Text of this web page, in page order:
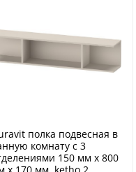
полка подвесная в
комнату с 3
150 мм х 800